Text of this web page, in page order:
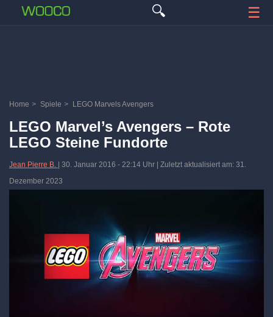
🔍 ☰
Home > Spiele > LEGO Marvels Avengers
LEGO Marvel’s Avengers – Rote
LEGO Steine Fundorte
Jean Pierre B. 30. Januar 2016 - 22:14 Uhr | Zuletzt aktualisiert am: 31.
Dezember 2023